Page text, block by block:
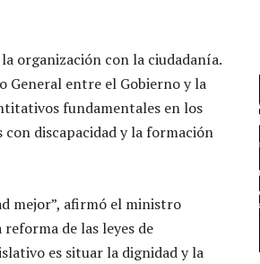
organización con la ciudadanía.
General entre el Gobierno y la
fundamentales en los
discapacidad y la formación
mejor”, afirmó el ministro
de las leyes de
es situar la dignidad y la